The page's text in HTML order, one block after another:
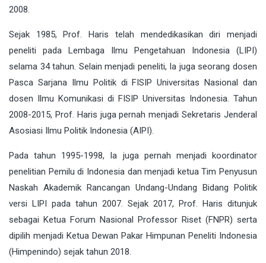
2008.
Sejak 1985, Prof. Haris telah mendedikasikan diri menjadi
peneliti pada Lembaga Ilmu Pengetahuan Indonesia (LIPI)
selama 34 tahun. Selain menjadi peneliti, Ia juga seorang dosen
Pasca Sarjana Ilmu Politik di FISIP Universitas Nasional dan
dosen Ilmu Komunikasi di FISIP Universitas Indonesia. Tahun
2008-2015, Prof. Haris juga pernah menjadi Sekretaris Jenderal
Asosiasi Ilmu Politik Indonesia (AIPI).
Pada tahun 1995-1998, Ia juga pernah menjadi koordinator
penelitian Pemilu di Indonesia dan menjadi ketua Tim Penyusun
Naskah Akademik Rancangan Undang-Undang Bidang Politik
versi LIPI pada tahun 2007. Sejak 2017, Prof. Haris ditunjuk
sebagai Ketua Forum Nasional Professor Riset (FNPR) serta
dipilih menjadi Ketua Dewan Pakar Himpunan Peneliti Indonesia
(Himpenindo) sejak tahun 2018.